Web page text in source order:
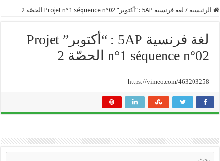
الرئيسية / لغة فرنسية 5AP : “أكتوبر” Projet n°1 séquence n°02 الحصّة 2
لغة فرنسية 5AP : “أكتوبر” Projet
n°1 séquence n°02 الحصّة 2
https://vimeo.com/463203258